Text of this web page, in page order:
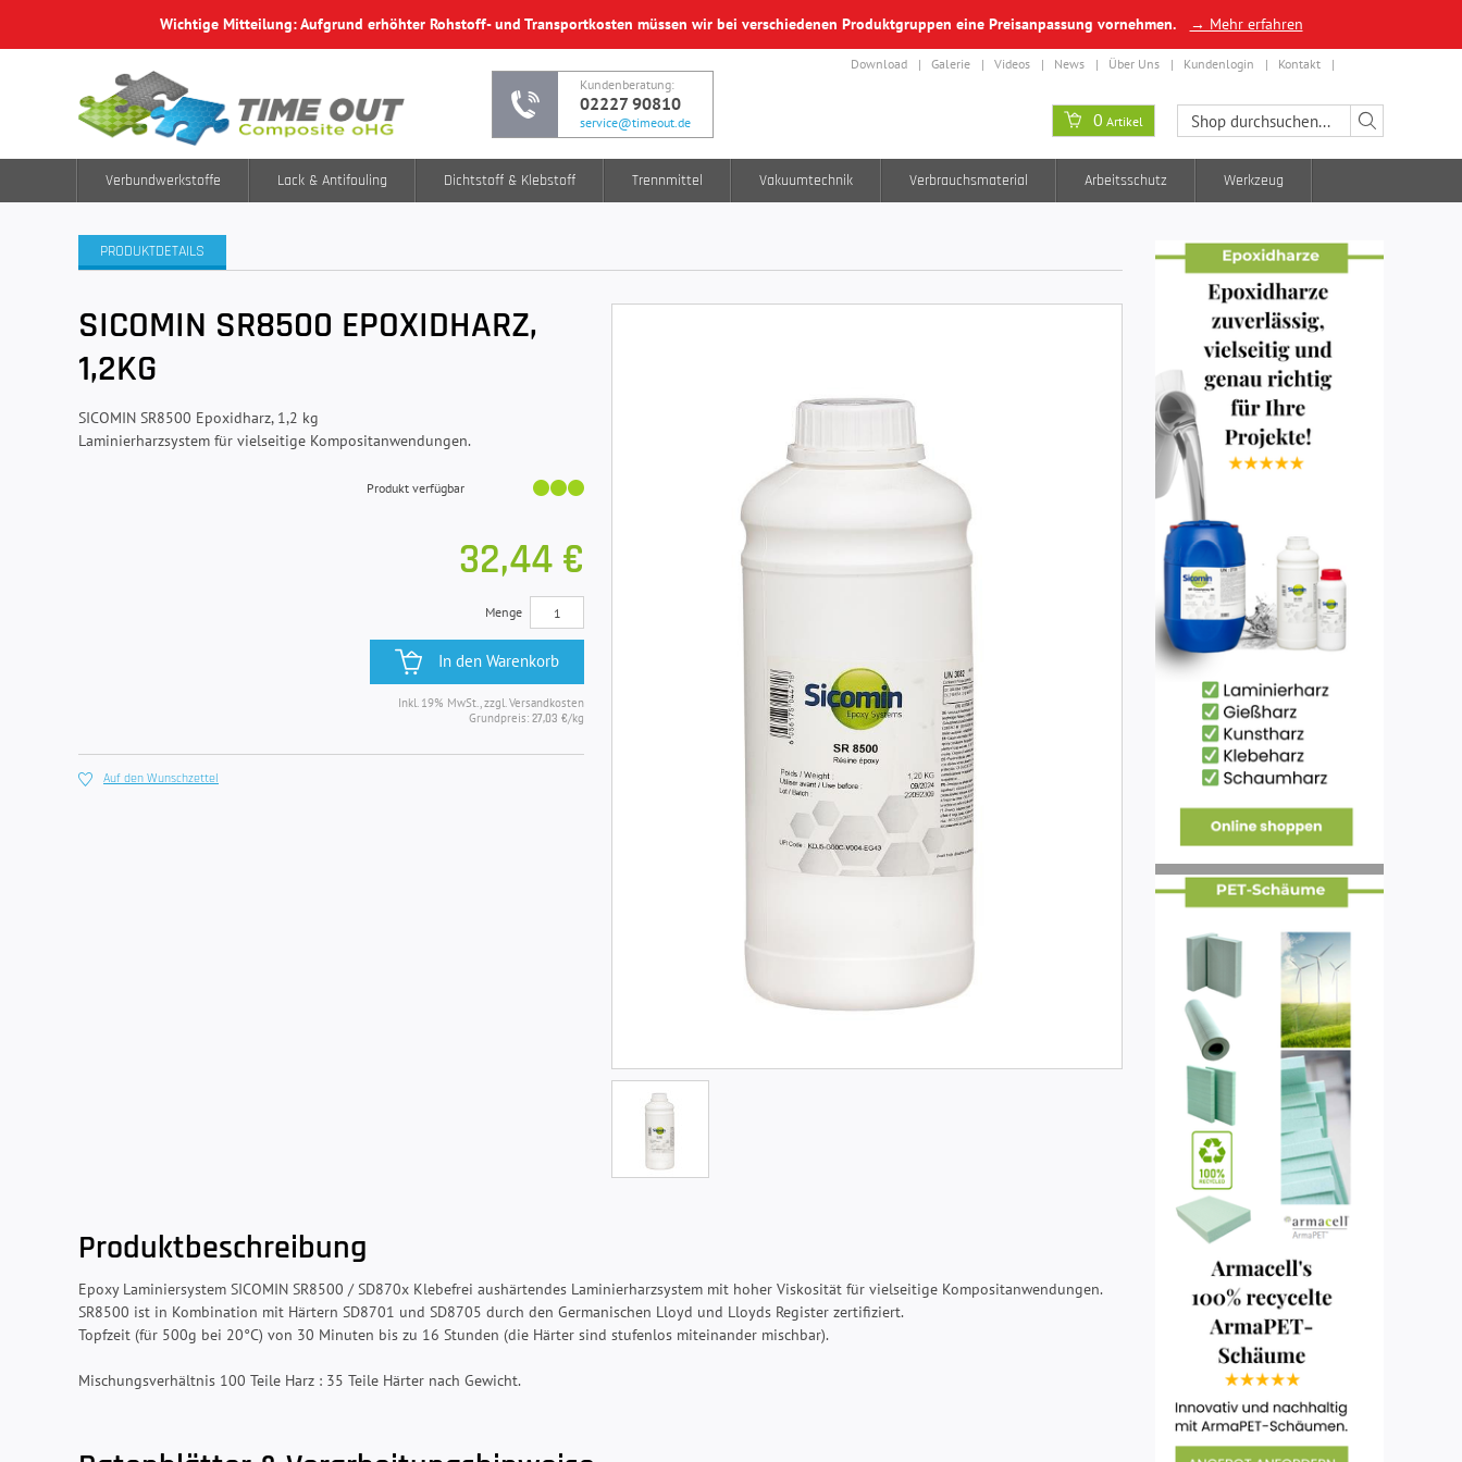
Wichtige Mitteilung: Aufgrund erhöhter Rohstoff- und Transportkosten müssen wir bei verschiedenen Produktgruppen eine Preisanpassung vornehmen. → Mehr erfahren
Kundenberatung:
02227 90810
service@timeout.de
Download Galerie Videos News Über Uns Kundenlogin Kontakt
0 Artikel
Verbundwerkstoffe Lack & Antifouling Dichtstoff & Klebstoff Trennmittel Vakuumtechnik Verbrauchsmaterial Arbeitsschutz Werkzeug
PRODUKTDETAILS
SICOMIN SR8500 EPOXIDHARZ,
1,2KG
SICOMIN SR8500 Epoxidharz, 1,2 kg
Laminierharzsystem für vielseitige Kompositanwendungen.
Produkt verfügbar
32,44 €
Menge
In den Warenkorb
Inkl. 19% MwSt., zzgl. Versandkosten
Grundpreis: 27,03 €/kg
Auf den Wunschzettel
Produktbeschreibung
Epoxy Laminiersystem SICOMIN SR8500 / SD870x Klebefrei aushärtendes Laminierharzsystem mit hoher Viskosität für vielseitige Kompositanwendungen.
SR8500 ist in Kombination mit Härtern SD8701 und SD8705 durch den Germanischen Lloyd und Lloyds Register zertifiziert.
Topfzeit (für 500g bei 20°C) von 30 Minuten bis zu 16 Stunden (die Härter sind stufenlos miteinander mischbar).
Mischungsverhältnis 100 Teile Harz : 35 Teile Härter nach Gewicht.